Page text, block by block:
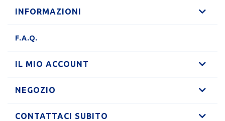
INFORMAZIONI
F.A.Q.
IL MIO ACCOUNT
NEGOZIO
CONTATTACI SUBITO